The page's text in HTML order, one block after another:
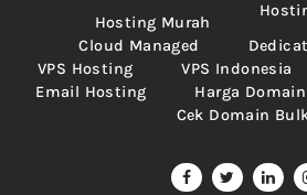
Hosting Murah
Cloud Managed
VPS Hosting
VPS Indonesia
Email Hosting
Harga Domain
Cek Domain